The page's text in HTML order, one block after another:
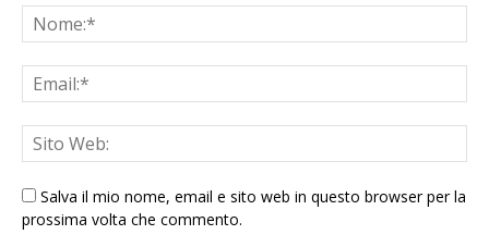
Salva il mio nome, email e sito web in questo browser per la
prossima volta che commento.